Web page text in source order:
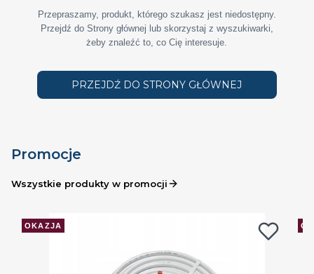
Przepraszamy, produkt, którego szukasz jest niedostępny.
Przejdź do Strony głównej lub skorzystaj z wyszukiwarki,
żeby znaleźć to, co Cię interesuje.
PRZEJDŹ DO STRONY GŁÓWNEJ
Promocje
Wszystkie produkty w promocji
OKAZJA